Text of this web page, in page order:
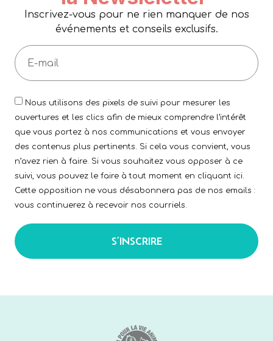
Inscrivez-vous pour ne rien manquer de nos
événements et conseils exclusifs.
Nous utilisons des pixels de suivi pour mesurer les
ouvertures et les clics afin de mieux comprendre l’intérêt
que vous portez à nos communications et vous envoyer
des contenus plus pertinents. Si cela vous convient, vous
n’avez rien à faire. Si vous souhaitez vous opposer à ce
suivi, vous pouvez le faire à tout moment en cliquant ici.
Cette opposition ne vous désabonnera pas de nos emails :
vous continuerez à recevoir nos courriels.
S’INSCRIRE